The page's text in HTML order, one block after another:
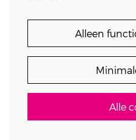
Alleen
Alle